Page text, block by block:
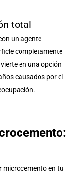
total
un agente
completamente
en una opción
causados por el
microcemento en tu